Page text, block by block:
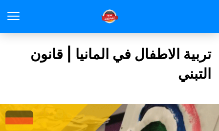
تربية الاطفال في المانيا | قانون
التبني